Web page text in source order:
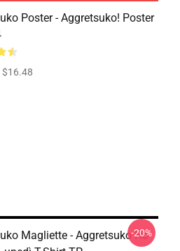
Poster - Aggretsuko! Poster
$16.48
Magliette - Aggretsuko Ho
-20%